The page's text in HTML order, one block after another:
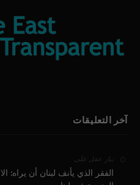
آخر التعليقات
بيار عقل على
الفقر الذي يأنف لبنان أن يراه: